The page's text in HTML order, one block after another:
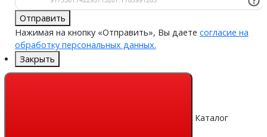
Отправить
Нажимая на кнопку «Отправить», Вы даете согласие на
обработку персональных данных.
Закрыть
Каталог